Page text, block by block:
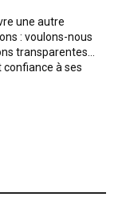
une autre
: voulons-nous
transparentes…
à ses